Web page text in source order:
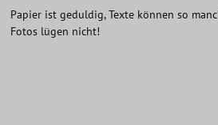
Papier ist geduldig, Texte können so
Fotos lügen nicht!